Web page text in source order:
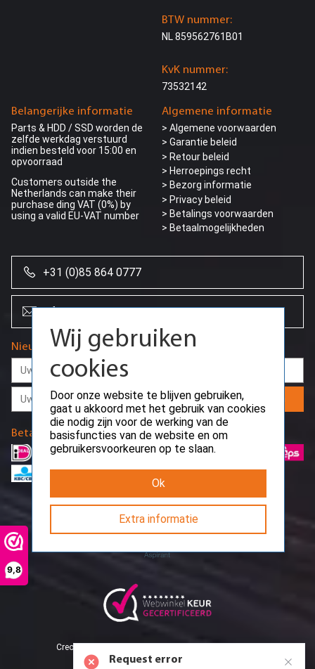
9,8
Belangerijke informatie
Parts & HDD / SSD worden de
zelfde werkdag verstuurd
indien besteld voor 15:00 en
opvoorraad
Customers outside the
Netherlands can make their
purchase ding VAT (0%) by
using a valid EU-VAT number
Algemene informatie
> Algemene voorwaarden
> Garantie beleid
> Retour beleid
> Herroepings recht
> Bezorg informatie
> Privacy beleid
> Betalings voorwaarden
> Betaalmogelijkheden
BTW nummer:
NL 859562761B01
KvK nummer:
73532142
+31 (0)85 864 0777
info@creoserver.com
Nieuwsbrief
Aanmelden
CreoServer © 2026 All rights reserved
Betaalmethodes
Wij gebruiken
cookies
Door onze website te blijven gebruiken,
gaat u akkoord met het gebruik van cookies
die nodig zijn voor de werking van de
basisfuncties van de website en om
gebruikersvoorkeuren op te slaan.
Ok
Extra informatie
Request error
Path: /api/public/webwinkel-